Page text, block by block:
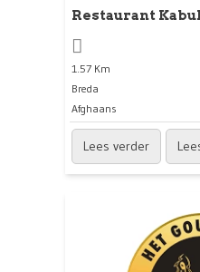
Restaurant
1.57 Km
Breda
Afghaans
Lees verder